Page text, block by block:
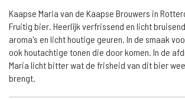
Kaapse Maria van de Kaapse Brouwers in
Fruitig bier. Heerlijk verfrissend en licht
aroma's en licht houtige geuren. In de smaak
ook houtachtige tonen die door komen. In de
Maria licht bitter wat de frisheid van dit bier
brengt.